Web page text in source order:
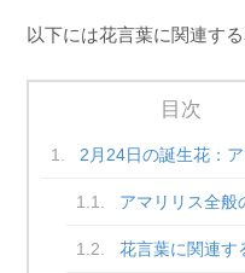
以下には花言葉に関連す
目次
2月24日の誕生花：
アマリリス全般
花言葉に関連す